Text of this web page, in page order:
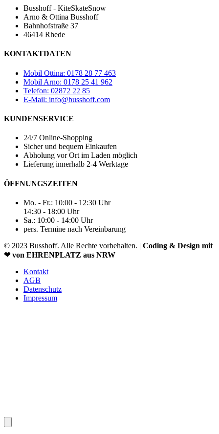
Busshoff - KiteSkateSnow
Arno & Ottina Busshoff
Bahnhofstraße 37
46414 Rhede
KONTAKTDATEN
Mobil Ottina: 0178 28 77 463
Mobil Arno: 0178 25 41 962
Telefon: 02872 22 85
E-Mail: info@busshoff.com
KUNDENSERVICE
24/7 Online-Shopping
Sicher und bequem Einkaufen
Abholung vor Ort im Laden möglich
Lieferung innerhalb 2-4 Werktage
ÖFFNUNGSZEITEN
Mo. - Fr.: 10:00 - 12:30 Uhr
14:30 - 18:00 Uhr
Sa.: 10:00 - 14:00 Uhr
pers. Termine nach Vereinbarung
© 2023 Busshoff. Alle Rechte vorbehalten. | Coding & Design mit
❤ von EHRENPLATZ aus NRW
Kontakt
AGB
Datenschutz
Impressum